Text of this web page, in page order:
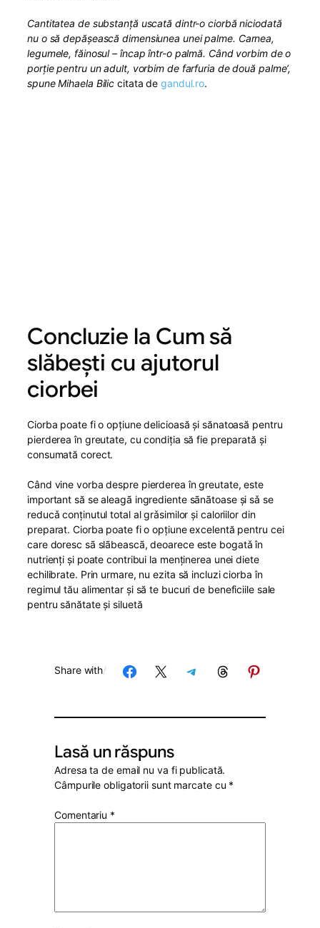
Cantitatea de substanță uscată dintr-o ciorbă niciodată
nu o să depășească dimensiunea unei palme. Carnea,
legumele, făinosul – încap într-o palmă. Când vorbim de o
porție pentru un adult, vorbim de farfuria de două palme’,
spune Mihaela Bilic citata degandul.ro.
Concluzie la Cum să
slăbești cu ajutorul
ciorbei
Ciorba poate fi o opțiune delicioasă și sănatoasă pentru
pierderea în greutate, cu condiția să fie preparată și
consumată corect.
Când vine vorba despre pierderea în greutate, este
important să se aleagã ingrediente sãnãtoase şi sǎ se
reducǎ conţinutul total al grǎsimilor şi caloriilor din
preparat. Ciorba poate fi o opţiune excelentă pentru cei
care doresc sã slãbeascã, deoarece este bogatǎ în
nutrienţi şi poate contribui la menţinerea unei diete
echilibrate. Prin urmare, nu ezita să incluzi ciorba în
regimul tău alimentar și să te bucuri de beneficiile sale
pentru sănătate și siluetă
Share with/ Share on Facebook
Share on X Share on TelegramShare on ThreadsShare on Pinterest
Lasă un răspuns
Adresa ta de email nu va fi publicată.
Câmpurile obligatorii sunt marcate cu *
Comentariu *